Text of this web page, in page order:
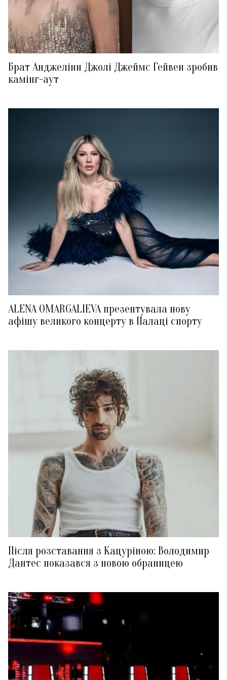
Брат Анджеліни Джолі Джеймс Гейвен зробив
камінг-аут
ALENA OMARGALIEVA презентувала нову
афішу великого концерту в Палаці спорту
Після розставання з Кацуріною: Володимир
Дантес показався з новою обраницею